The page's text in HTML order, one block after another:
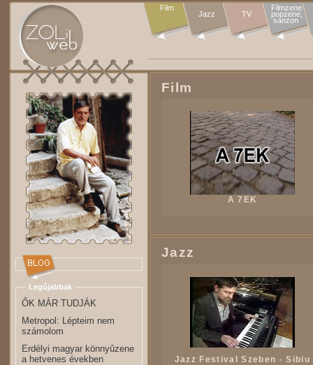
Film
Jazz TV
Filmzene
popzene,
sanzon
Film
A 7EK
Jazz
Jazz Festival Szeben - Sibiu
Legújabbak
ŐK MÁR TUDJÁK
Metropol: Lépteim nem
számolom
Erdélyi magyar könnyûzene
a hetvenes években